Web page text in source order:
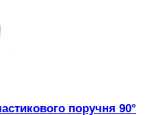
поручня 90°